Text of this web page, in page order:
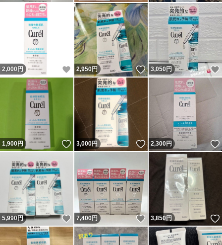
2,000 円 いいね！
2,950円 いいね！
3,050円
1,900円 いいね！
3,000円 いいね！
2,300円
5,990円 いいね！
7,400円 いいね！
3,850円